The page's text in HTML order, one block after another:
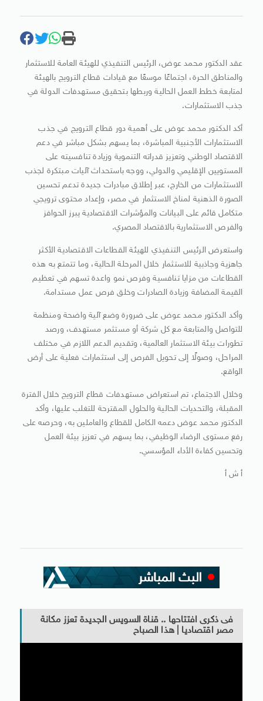
عقد الدكتور محمد عوض، الرئيس التنفيذي للهيئة العامة للاستثمار
والمناطق الحرة، اجتماعًا موسعًا مع قيادات قطاع الترويج بالهيئة
لمتابعة خطط العمل الحالية وربطها بتحقيق مستهدفات الدولة في
جذب الاستثمارات.
أكد الدكتور محمد عوض على أهمية دور قطاع الترويج في جذب
الاستثمارات الأجنبية المباشرة، بما يسهم بشكل مباشر في دعم
الاقتصاد الوطني وتعزيز قدراته التنموية وزيادة تنافسيته على
المستويين الإقليمي والدولي، ووجه باستحداث آليات مبتكرة لجذب
الاستثمارات من الخارج، عبر إطلاق مبادرات جديدة تدعم تحسين
الصورة الذهنية لمناخ الاستثمار في مصر، وإعداد محتوى ترويجي
متكامل قائم على البيانات والمؤشرات الاقتصادية يبرز الحوافز
والفرص الاستثمارية بالاقتصاد المصري.
واستعرض الرئيس التنفيذي للهيئة القطاعات الاقتصادية الأكثر
جاهزية وجاذبية للاستثمار خلال المرحلة الحالية، وما تتمتع به هذه
القطاعات من مزايا تنافسية وفرص نمو واعدة تسهم في تعظيم
القيمة المضافة وزيادة الصادرات وخلق فرص عمل مستدامة.
وأكد الدكتور محمد عوض على ضرورة وضع آلية واضحة ومنظمة
للتواصل والمتابعة مع كل شركة أو مستثمر مستهدف، ورصد
تطورات بيئة الاستثمار العالمية، وتقديم الدعم اللازم في مختلف
المراحل، وصولًا إلى تحويل الفرص إلى استثمارات فعلية على أرض
الواقع.
وخلال الاجتماع، تم استعراض مستهدفات قطاع الترويج خلال الفترة
المقبلة، والتحديات الحالية والحلول المقترحة للتغلب عليها، وأكد
الدكتور محمد عوض دعمه الكامل للقطاع والعاملين به، وحرصه على
رفع مستوى الرضاء الوظيفي، بما يسهم في تعزيز بيئة العمل
وتحسين كفاءة الأداء المؤسسي.
أ ش أ
فى ذكرى افتتاحها .. قناة السويس الجديدة تعزز مكانة
مصر اقتصاديا | هذا الصباح